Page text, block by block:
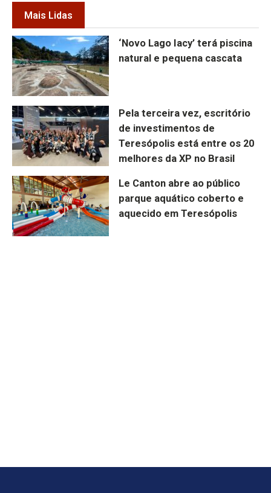
Mais Lidas
‘Novo Lago Iacy’ terá piscina
natural e pequena cascata
Pela terceira vez, escritório
de investimentos de
Teresópolis está entre os 20
melhores da XP no Brasil
Le Canton abre ao público
parque aquático coberto e
aquecido em Teresópolis